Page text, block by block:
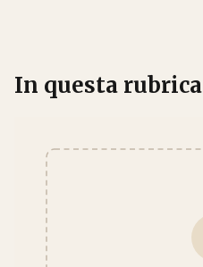
In questa rubrica